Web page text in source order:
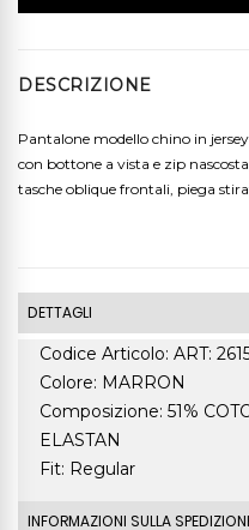
DESCRIZIONE
Pantalone modello chino in
con bottone a vista e zip
tasche oblique frontali, piega
DETTAGLI
Codice Articolo: ART:
Colore: MARRON
Composizione: 51%
ELASTAN
Fit: Regular
INFORMAZIONI SULLA